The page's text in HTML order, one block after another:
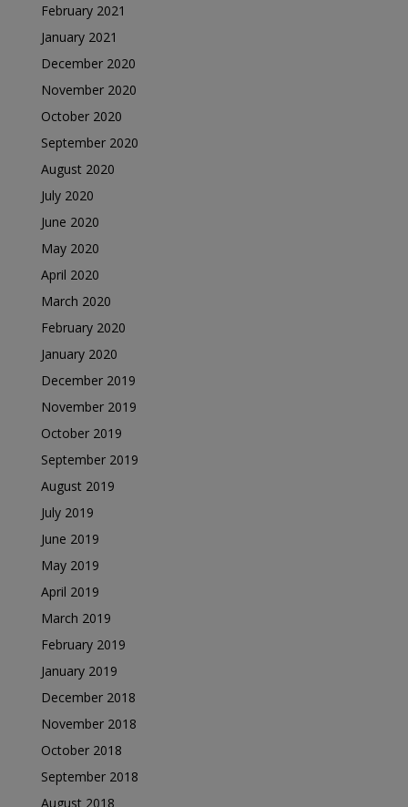
February 2021
January 2021
December 2020
November 2020
October 2020
September 2020
August 2020
July 2020
June 2020
May 2020
April 2020
March 2020
February 2020
January 2020
December 2019
November 2019
October 2019
September 2019
August 2019
July 2019
June 2019
May 2019
April 2019
March 2019
February 2019
January 2019
December 2018
November 2018
October 2018
September 2018
August 2018